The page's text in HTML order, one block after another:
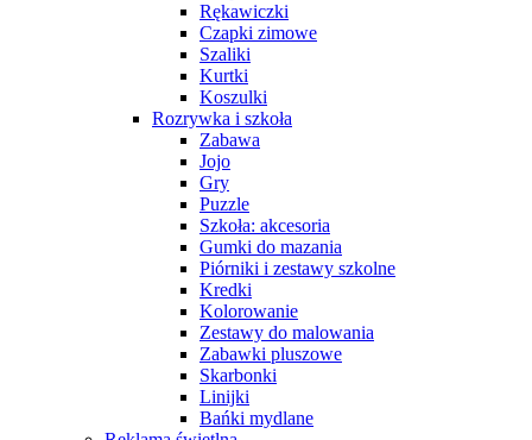
Rękawiczki
Czapki zimowe
Szaliki
Kurtki
Koszulki
Rozrywka i szkoła
Zabawa
Jojo
Gry
Puzzle
Szkoła: akcesoria
Gumki do mazania
Piórniki i zestawy szkolne
Kredki
Kolorowanie
Zestawy do malowania
Zabawki pluszowe
Skarbonki
Linijki
Bańki mydlane